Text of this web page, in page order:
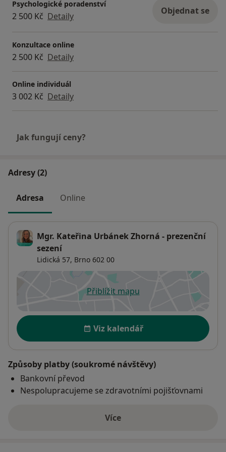
Pozn.: Doporučuji uhradit sezení ihned po
provedené rezervaci včetně vepsání datumu
zrušit, či přesunout v rámci podmínek,
samozřejmě ihned posílám platbu zpět, stačí
pouze informovat o změně termínu, či zrušení.
Předem děkuji a těším se na Vás, ať už online, či
osobně.
Psychologické poradenství
2 500 Kč Detaily Objednat se
Konzultace online
2 500 Kč Detaily
Online individuál
3 002 Kč Detaily
Jak fungují ceny?
Adresy (2)
Adresa Online
Mgr. Kateřina Urbánek Zhorná - prezenční
sezení
Lidická 57, Brno 602 00
Přiblížit mapuse otevře v nové záložce
Dostupnost
Viz kalendář
Způsoby platby (soukromé návštěvy)
Bankovní převod
Nespolupracujeme se zdravotními pojišťovnami
Víceo adrese